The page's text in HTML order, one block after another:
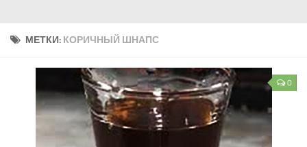
МЕТКИ: КОРИЧНЫЙ ШНАПС
0